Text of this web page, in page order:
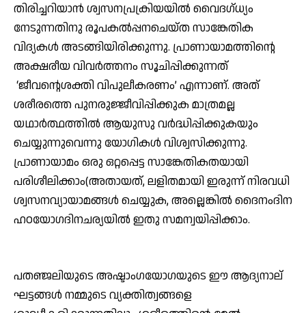
തിരിച്ചറിയാന്‍ ശ്വസനപ്രക്രിയയില്‍ വൈദഗ്ധ്യം
നേടുന്നതിനു രൂപകല്‍പ്പനചെയ്ത സാങ്കേതിക
വിദ്യകള്‍ അടങ്ങിയിരിക്കുന്നു. പ്രാണായാമത്തിന്റെ
അക്ഷരീയ വിവര്‍ത്തനം സൂചിപ്പിക്കുന്നത്
‘ജീവന്റെശക്തി വിപുലീകരണം’ എന്നാണ്. അത്
ശരീരത്തെ പുനരുജ്ജീവിപ്പിക്കുക മാത്രമല്ല
യഥാര്‍ത്ഥത്തില്‍ ആയുസു വര്‍ദ്ധിപ്പിക്കുകയും
ചെയ്യുന്നുവെന്നു യോഗികള്‍ വിശ്വസിക്കുന്നു.
പ്രാണായാമം ഒരു ഒറ്റപ്പെട്ട സാങ്കേതികതയായി
പരിശീലിക്കാം(അതായത്, ലളിതമായി ഇരുന്ന് നിരവധി
ശ്വസനവ്യായാമങ്ങള്‍ ചെയ്യുക, അല്ലെങ്കില്‍ ദൈനംദിന
ഹഠയോഗദിനചര്യയില്‍ ഇതു സമന്വയിപ്പിക്കാം.
പതഞ്ജലിയുടെ അഷ്ടാംഗയോഗയുടെ ഈ ആദ്യനാല്
ഘട്ടങ്ങള്‍ നമ്മുടെ വ്യക്തിത്വങ്ങളെ